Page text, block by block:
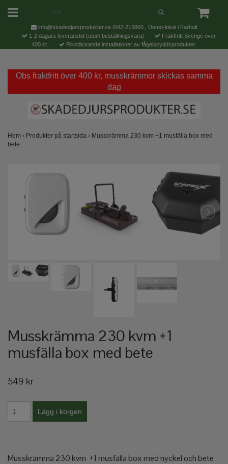
info@skadedjursprodukter.se/042-213800 , Demo-lokal i Farhult
1-2 dagars leveranstid (utom beställningsvara)
Fraktfritt Sverige över
400 kr.
Rikstäckande installationer av fågelskyddsprodukter.
Obs fraktfritt över 400 kr, musskrämmor skickas samma
dag
Hem › Produkter på startsida › Musskrämma 230 kvm +1 musfälla box med
bete
Musskrämma 230 kvm +1
musfälla box med bete
549 kr
Musskrämma 230 kvm +1 musfälla box med nyckel och bete